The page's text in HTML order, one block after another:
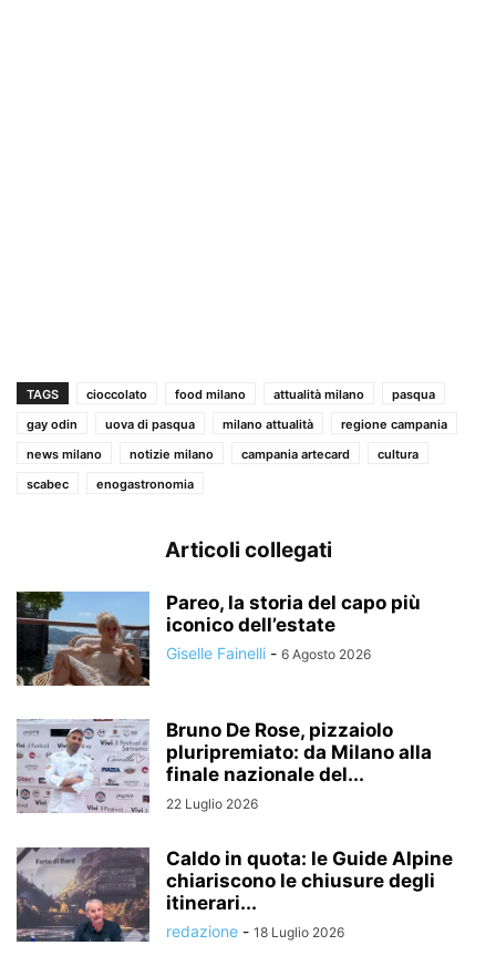
TAGS cioccolato food milano attualità milano
pasqua
gay odin
uova di pasqua milano attualità
regione campania
news milano
notizie milano campania artecard
cultura
scabec
enogastronomia
Articoli collegati
Pareo, la storia del capo più
iconico dell’estate
Giselle Fainelli - 6 Agosto 2026
Bruno De Rose, pizzaiolo
pluripremiato: da Milano alla
finale nazionale del...
22 Luglio 2026
Caldo in quota: le Guide Alpine
chiariscono le chiusure degli
itinerari...
redazione - 18 Luglio 2026